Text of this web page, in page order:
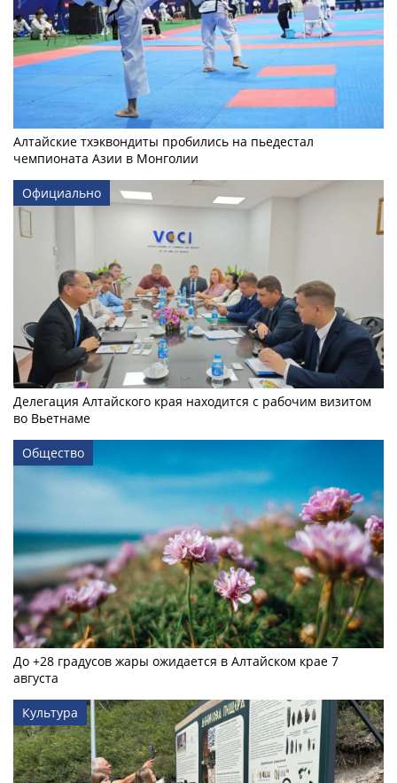
Алтайские тхэквондиты пробились на пьедестал
чемпионата Азии в Монголии
Официально
Делегация Алтайского края находится с рабочим визитом
во Вьетнаме
Общество
До +28 градусов жары ожидается в Алтайском крае 7
августа
Культура